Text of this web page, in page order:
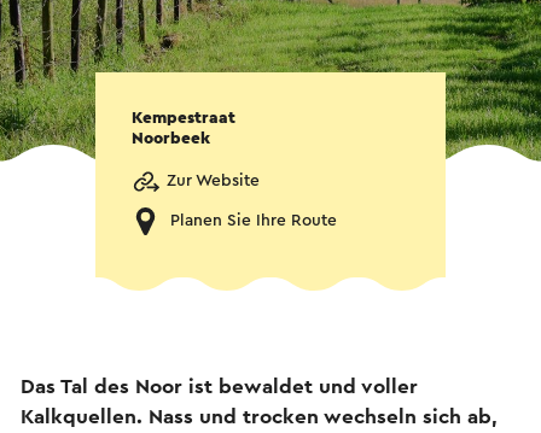
Kempestraat
Noorbeek
Zur Website
Planen Sie Ihre Route
Das Tal des Noor ist bewaldet und voller
Kalkquellen. Nass und trocken wechseln sich ab,